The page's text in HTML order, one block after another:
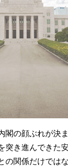
閣の顔ぶれが決
突き進んできた
の関係だけでは